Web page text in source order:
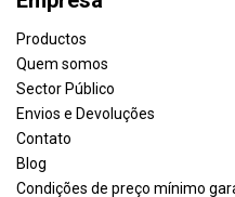
Productos
Quem somos
Sector Público
Envios e Devoluções
Contato
Blog
Condições de preço mínimo